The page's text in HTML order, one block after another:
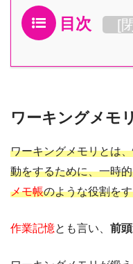
目次 [閉
ワーキングメモ
ワーキングメモリとは
動をするために、一時
メモ帳のような役割を
作業記憶とも言い、 前